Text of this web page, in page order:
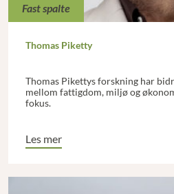
Fast spalte
Thomas Piketty
Thomas Pikettys forskning har
mellom fattigdom, miljø og
fokus.
Les mer